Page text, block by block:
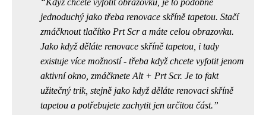
jednoduchý jako třeba renovace skříně tapetou. Stačí
zmáčknout tlačítko Prt Scr a máte celou obrazovku.
Jako když děláte renovace skříně tapetou, i tady
existuje více možností - třeba když chcete vyfotit jenom
aktivní okno, zmáčknete Alt + Prt Scr. Je to fakt
užitečný trik, stejně jako když děláte renovaci skříně
tapetou a potřebujete zachytit jen určitou část.